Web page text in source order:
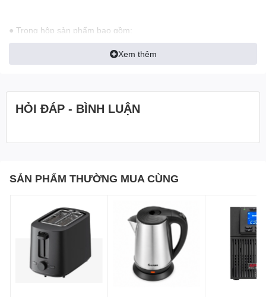
● Trong hộp sản phẩm bao gồm:
- 1 x máy phun sương Levoit Dual 150 Ultrasonic
- 1 x quyển hướng dẫn sử dụng
Xem thêm
HỎI ĐÁP - BÌNH LUẬN
SẢN PHẨM THƯỜNG MUA CÙNG